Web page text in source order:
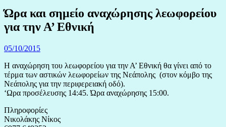
Ώρα και σημείο αναχώρησης λεωφορείου
για την Α’ Εθνική
05/10/2015
Η αναχώρηση του λεωφορείου για την Α’ Εθνική θα γίνει από το
τέρμα των αστικών λεωφορείων της Νεάπολης (στον κόμβο της
Νεάπολης για την περιφερειακή οδό).
‘Ωρα προσέλευσης 14:45. Ώρα αναχώρησης 15:00.
Πληροφορίες
Νικολάκης Νίκος